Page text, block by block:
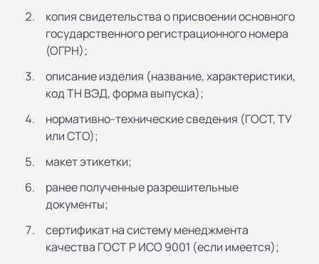
копия свидетельства о присвоении основного
государственного регистрационного номера
(ОГРН);
описание изделия (название, характеристики,
код ТН ВЭД, форма выпуска);
нормативно-технические сведения (ГОСТ, ТУ
или СТО);
макет этикетки;
ранее полученные разрешительные
документы;
сертификат на систему менеджмента
качества ГОСТ Р ИСО 9001 (если имеется);